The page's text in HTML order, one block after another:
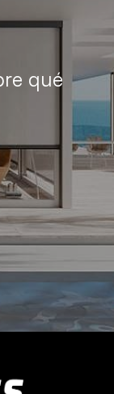
qué